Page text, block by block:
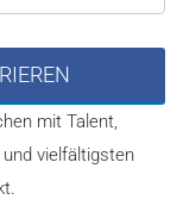
mit Talent,
vielfältigsten